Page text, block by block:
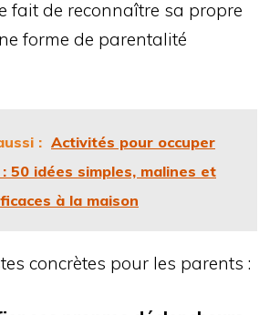
fait de reconnaître sa propre
forme de parentalité
: Activités pour occuper
50 idées simples, malines et
à la maison
concrètes pour les parents :